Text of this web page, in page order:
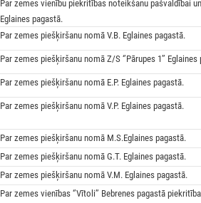
Par zemes vienību piekritības noteikšanu pašvaldībai
Eglaines pagastā.
Par zemes piešķiršanu nomā V.B. Eglaines pagastā.
Par zemes piešķiršanu nomā Z/S ‘’Pārupes 1’’
Par zemes piešķiršanu nomā E.P. Eglaines pagastā.
Par zemes piešķiršanu nomā V.P. Eglaines pagastā.
Par zemes piešķiršanu nomā M.S.Eglaines pagastā.
Par zemes piešķiršanu nomā G.T. Eglaines pagastā.
Par zemes piešķiršanu nomā V.M. Eglaines pagastā.
Par zemes vienības ‘’Vītoli’’ Bebrenes pagastā